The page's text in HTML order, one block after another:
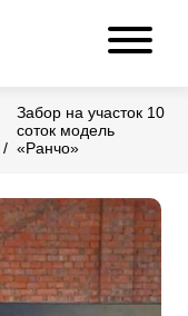
Забор на участок 10
соток модель
«Ранчо»